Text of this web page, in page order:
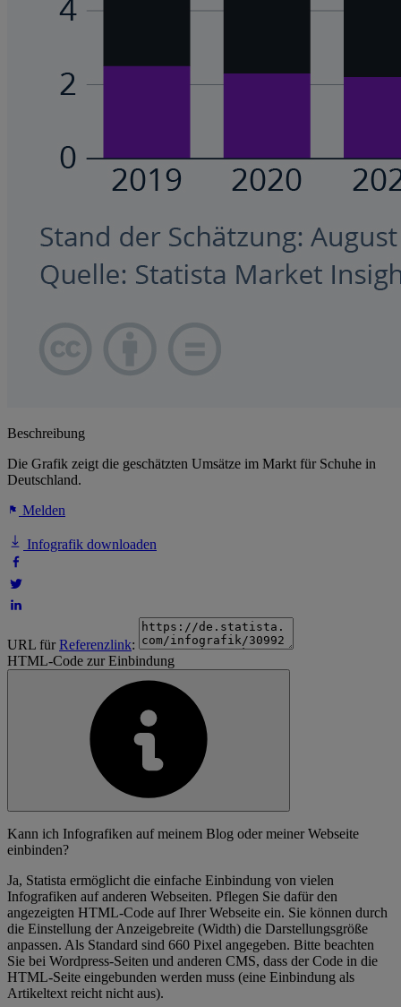
Beschreibung
Die Grafik zeigt die geschätzten Umsätze im Markt für Schuhe in
Deutschland.
Melden
Infografik downloaden
URL fürReferenzlink:
HTML-Code zur Einbindung
Kann ich Infografiken auf meinem Blog oder meiner Webseite
einbinden?
Ja, Statista ermöglicht die einfache Einbindung von vielen
Infografiken auf anderen Webseiten. Pflegen Sie dafür den
angezeigten HTML-Code auf Ihrer Webseite ein. Sie können durch
die Einstellung der Anzeigebreite (Width) die Darstellungsgröße
anpassen. Als Standard sind 660 Pixel angegeben. Bitte beachten
Sie bei Wordpress-Seiten und anderen CMS, dass der Code in die
HTML-Seite eingebunden werden muss (eine Einbindung als
Artikeltext reicht nicht aus).